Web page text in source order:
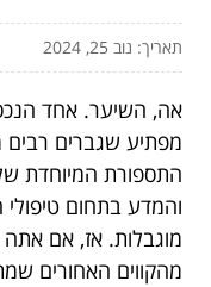
תאריך: נוב 25, 2024
אה, השיער. אחד
מפתיע שגברים רבים
התספורת המיוחדת
והמדע בתחום
מוגבלות. אז, אם
מהקווים האחורים